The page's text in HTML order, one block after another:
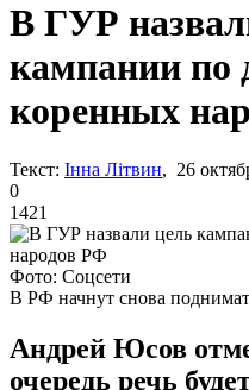
В ГУР
кампании по
коренных
Текст: Інна Літвин, 26
0
1421
Фото: Соцсети
В РФ начнут снова
Андрей Юсов
очередь речь